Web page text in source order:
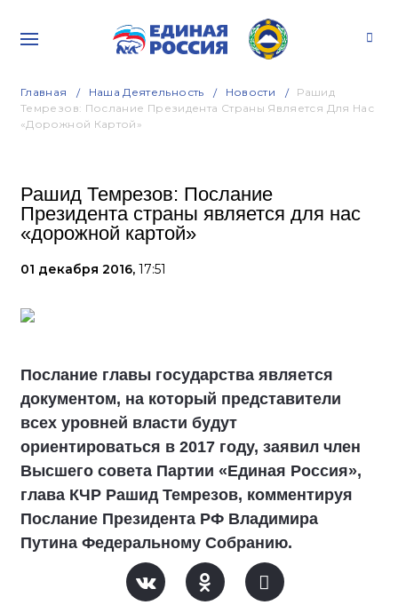
Главная Наша Деятельность Новости
Рашид
Темрезов: Послание Президента Страны Является Для Нас
«дорожной Картой»
Рашид Темрезов: Послание
Президента страны является для нас
«дорожной картой»
01 декабря 2016, 17:51
Послание главы государства является
документом, на который представители
всех уровней власти будут
ориентироваться в 2017 году, заявил член
Высшего совета Партии «Единая Россия»,
глава КЧР Рашид Темрезов, комментируя
Послание Президента РФ Владимира
Путина Федеральному Собранию.